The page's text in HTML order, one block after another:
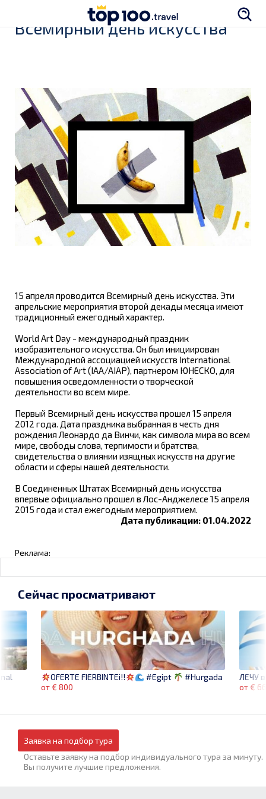
Всемирный день искусства
15 апреля проводится Всемирный день искусства. Эти
апрельские мероприятия второй декады месяца имеют
традиционный ежегодный характер.
World Art Day - международный праздник
изобразительного искусства. Он был инициирован
Международной ассоциацией искусств International
Association of Art (IAA/AIAP), партнером ЮНЕСКО, для
повышения осведомленности о творческой
деятельности во всем мире.
Первый Всемирный день искусства прошел 15 апреля
2012 года. Дата праздника выбранная в честь дня
рождения Леонардо да Винчи, как символа мира во всем
мире, свободы слова, терпимости и братства,
свидетельства о влиянии изящных искусств на другие
области и сферы нашей деятельности.
В Соединенных Штатах Всемирный день искусства
впервые официально прошел в Лос-Анджелесе 15 апреля
2015 года и стал ежегодным мероприятием.
Дата публикации: 01.04.2022
Реклама:
ЛЕЧУ
от €
Сейчас просматривают
OFERTE FIERBINTEi!! #Egipt
#Hurgada
от € 800
Заявка на подбор тура
Оставьте заявку на подбор индивидуального тура за минуту.
Вы получите лучшие предложения.